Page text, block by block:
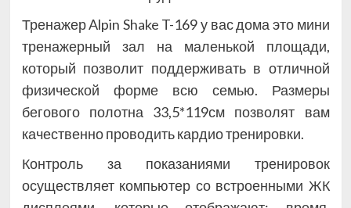
Тренажер Alpin Shake T-169 у вас дома это мини
тренажерный зал на маленькой площади,
который позволит поддерживать в отличной
физической форме всю семью. Размеры
бегового полотна 33,5*119см позволят вам
качественно проводить кардио тренировки.
Контроль за показаниями тренировок
осуществляет компьютер со встроенными ЖК